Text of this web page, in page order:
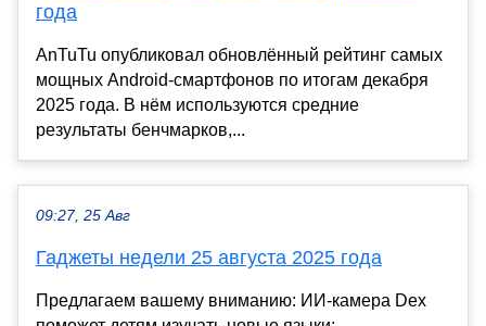
года
AnTuTu опубликовал обновлённый рейтинг самых
мощных Android-смартфонов по итогам декабря
2025 года. В нём используются средние
результаты бенчмарков,...
09:27, 25 Авг
Гаджеты недели 25 августа 2025 года
Предлагаем вашему вниманию: ИИ-камера Dex